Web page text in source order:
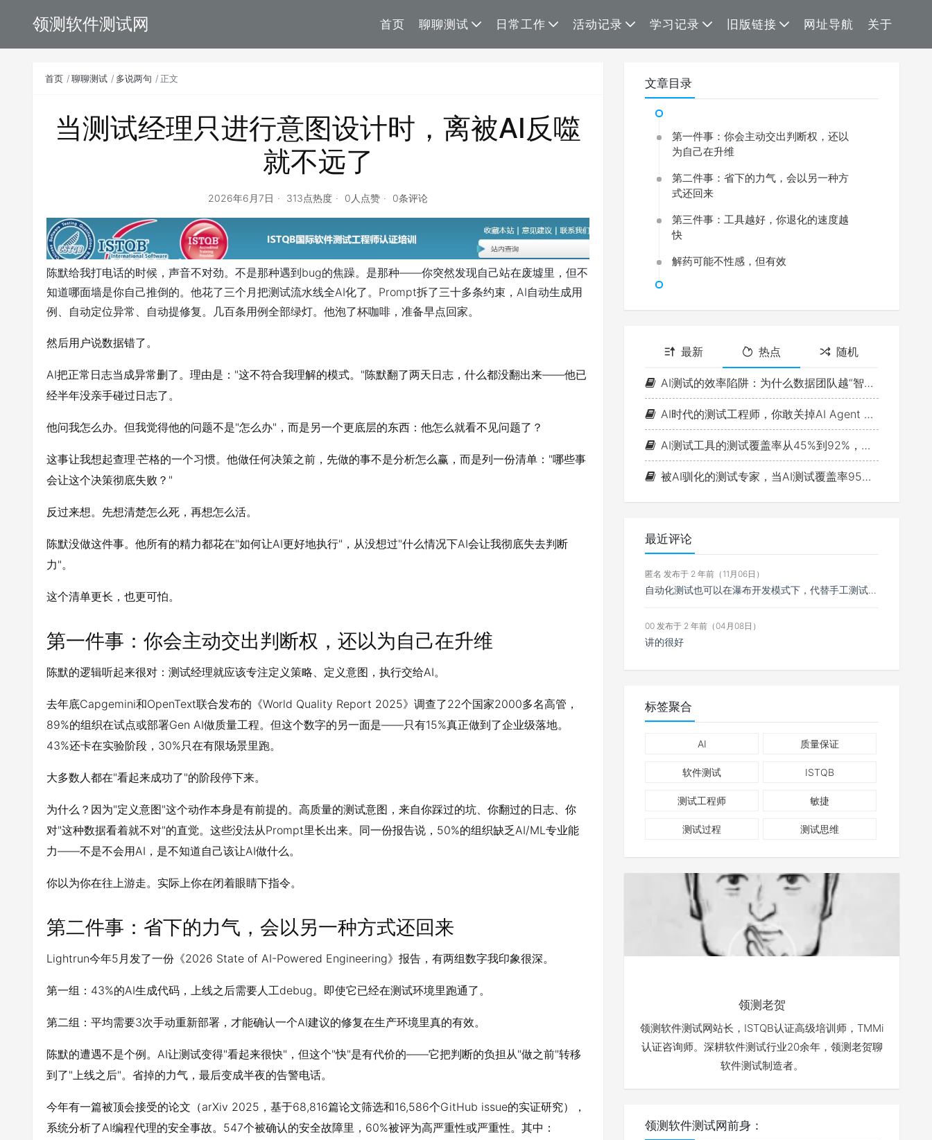
领测软件测试网 首页 聊聊测试 日常工作 活动记录 学习记录 旧版链接 网址导航 关于
首页 聊聊测试 多说两句 正文
当测试经理只进行意图设计时，离被AI反噬
就不远了
2026年6月7日 313点热度 0人点赞 0条评论
陈默给我打电话的时候，声音不对劲。不是那种遇到bug的焦躁。是那种——你突然发现自己站在废墟里，但不
知道哪面墙是你自己推倒的。他花了三个月把测试流水线全AI化了。Prompt拆了三十多条约束，AI自动生成用
例、自动定位异常、自动提修复。几百条用例全部绿灯。他泡了杯咖啡，准备早点回家。
然后用户说数据错了。
AI把正常日志当成异常删了。理由是："这不符合我理解的模式。"陈默翻了两天日志，什么都没翻出来——他已
经半年没亲手碰过日志了。
他问我怎么办。但我觉得他的问题不是"怎么办"，而是另一个更底层的东西：他怎么就看不见问题了？
这事让我想起查理·芒格的一个习惯。他做任何决策之前，先做的事不是分析怎么赢，而是列一份清单："哪些事
会让这个决策彻底失败？"
反过来想。先想清楚怎么死，再想怎么活。
陈默没做这件事。他所有的精力都花在"如何让AI更好地执行"，从没想过"什么情况下AI会让我彻底失去判断
力"。
这个清单更长，也更可怕。
第一件事：你会主动交出判断权，还以为自己在升维
陈默的逻辑听起来很对：测试经理就应该专注定义策略、定义意图，执行交给AI。
去年底Capgemini和OpenText联合发布的《World Quality Report 2025》调查了22个国家2000多名高管，
89%的组织在试点或部署Gen AI做质量工程。但这个数字的另一面是——只有15%真正做到了企业级落地。
43%还卡在实验阶段，30%只在有限场景里跑。
大多数人都在"看起来成功了"的阶段停下来。
为什么？因为"定义意图"这个动作本身是有前提的。高质量的测试意图，来自你踩过的坑、你翻过的日志、你
对"这种数据看着就不对"的直觉。这些没法从Prompt里长出来。同一份报告说，50%的组织缺乏AI/ML专业能
力——不是不会用AI，是不知道自己该让AI做什么。
你以为你在往上游走。实际上你在闭着眼睛下指令。
第二件事：省下的力气，会以另一种方式还回来
Lightrun今年5月发了一份《2026 State of AI-Powered Engineering》报告，有两组数字我印象很深。
第一组：43%的AI生成代码，上线之后需要人工debug。即使它已经在测试环境里跑通了。
第二组：平均需要3次手动重新部署，才能确认一个AI建议的修复在生产环境里真的有效。
陈默的遭遇不是个例。AI让测试变得"看起来很快"，但这个"快"是有代价的——它把判断的负担从"做之前"转移
到了"上线之后"。省掉的力气，最后变成半夜的告警电话。
今年有一篇被顶会接受的论文（arXiv 2025，基于68,816篇论文筛选和16,586个GitHub issue的实证研究），
系统分析了AI编程代理的安全事故。547个被确认的安全故障里，60%被评为高严重性或严重性。其中：
文章目录
第一件事：你会主动交出判断权，还以
为自己在升维
第二件事：省下的力气，会以另一种方
式还回来
第三件事：工具越好，你退化的速度越
快
解药可能不性感，但有效
最新 热点 随机
AI测试的效率陷阱：为什么数据团队越“智能”，测试思维越浅薄？
AI时代的测试工程师，你敢关掉AI Agent 一小时吗？
AI测试工具的测试覆盖率从45%到92%，故障率反而涨了15%
被AI驯化的测试专家，当AI测试覆盖率95%时，缺陷漏报率反而更高了：判断力退化的真相是什么？
最近评论
匿名 发布于 2 年前（11月06日）
自动化测试也可以在瀑布开发模式下，代替手工测试，自动执行测试
00 发布于 2 年前（04月08日）
讲的很好
标签聚合
AI 质量保证
软件测试 ISTQB
测试工程师 敏捷
测试过程 测试思维
领测老贺
领测软件测试网站长，ISTQB认证高级培训师，TMMi
认证咨询师。深耕软件测试行业20余年，领测老贺聊
软件测试制造者。
领测软件测试网前身：